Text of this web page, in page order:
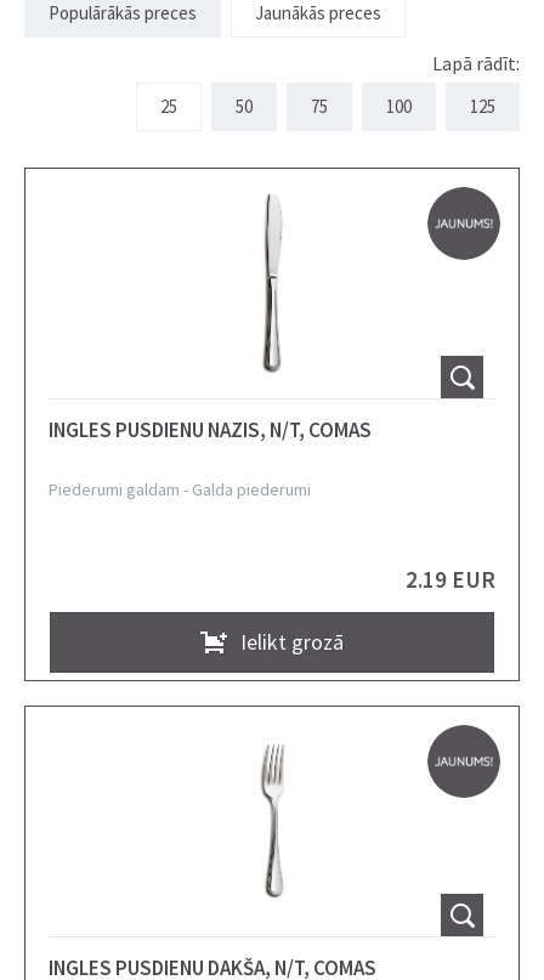
Populārākās preces Jaunākās preces
Lapā rādīt:
25 50 75 100 125
INGLES PUSDIENU NAZIS, N/T, COMAS
Piederumi galdam - Galda piederumi
2.19 EUR
Ielikt grozā
INGLES PUSDIENU DAKŠA, N/T, COMAS